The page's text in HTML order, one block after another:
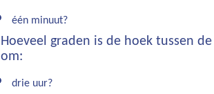
één minuut?
Hoeveel graden is de hoek tussen
om:
drie uur?